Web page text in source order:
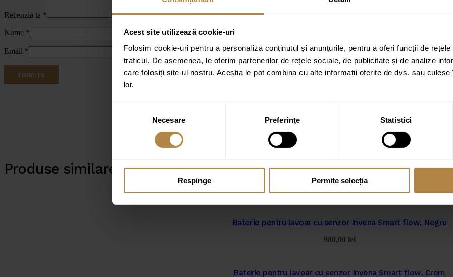
Acest site utilizează cookie-uri
Folosim cookie-uri pentru a personaliza conținutul și anunțurile, pentru a oferi funcții de
traficul. De asemenea, le oferim partenerilor de rețele sociale, de publicitate și de analize
care folosiți site-ul nostru. Aceștia le pot combina cu alte informații oferite de dvs. sau
lor.
consimțământului
Necesare Preferinţe Statistici
Respinge Permite selecția
Recenzia ta *
Nume *
Email *
Produse similare
Baterie pentru lavoar cu senzor Invena Smart flow, Negru
980,00 lei
Baterie pentru lavoar cu senzor Invena Smart flow, Crom